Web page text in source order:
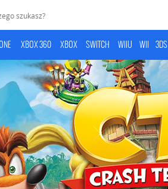
XBOX 360 XBOX SWITCH WIIU WII 3DS